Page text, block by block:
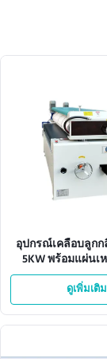
อุปกรณ์เคลือบลูกก
5KW พร้อมแผ่นเ
ดูเพิ่มเติม